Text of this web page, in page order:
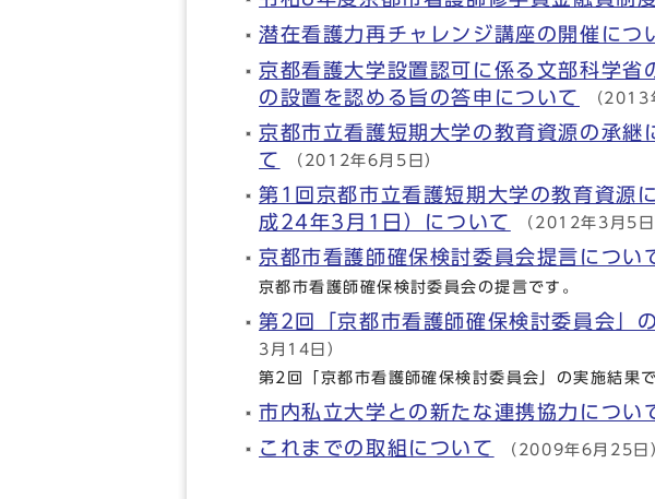
潜在看護力再チャレンジ講座の開催につ
京都看護大学設置認可に係る文部科学省
の設置を認める旨の答申について （2013
京都市立看護短期大学の教育資源の承継
て （2012年6月5日）
第1回京都市立看護短期大学の教育資源
成24年3月1日）について （2012年3月5日
京都市看護師確保検討委員会提言につい
京都市看護師確保検討委員会の提言です。
第2回「京都市看護師確保検討委員会」
3月14日）
第2回「京都市看護師確保検討委員会」の実施結果で
市内私立大学との新たな連携協力につい
これまでの取組について （2009年6月25日